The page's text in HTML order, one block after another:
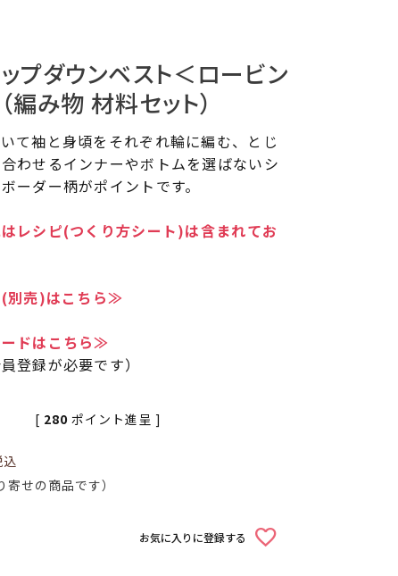
ップダウンベスト＜ロービン
編み物 材料セット）
て袖と身頃をそれぞれ輪に編む、とじ
わせるインナーやボトムを選ばないシ
ーダー柄がポイントです。
レシピ(つくり方シート)は含まれてお
(別売)はこちら≫
ドはこちら≫
登録が必要です）
込
[ 280 ポイント進呈 ]
せの商品です）
お気に入りに登録する